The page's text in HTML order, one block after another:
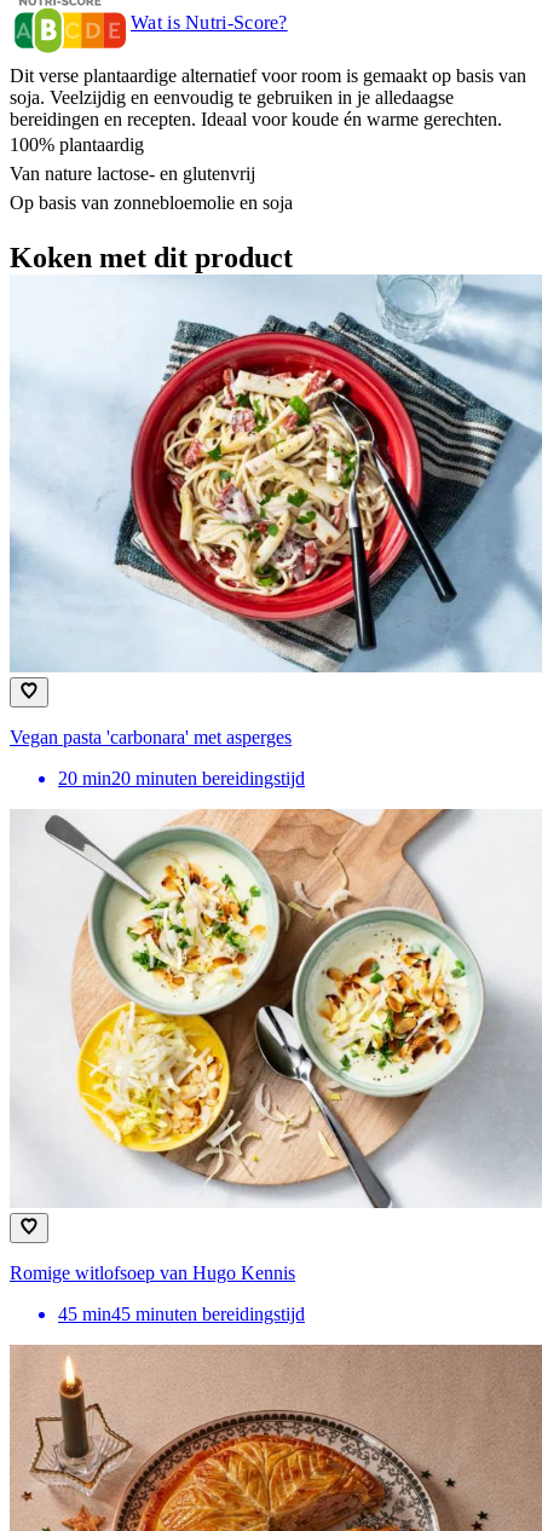
Wat is Nutri-Score?
Dit verse plantaardige alternatief voor room is gemaakt op basis van
soja. Veelzijdig en eenvoudig te gebruiken in je alledaagse
bereidingen en recepten. Ideaal voor koude én warme gerechten.
100% plantaardig
Van nature lactose- en glutenvrij
Op basis van zonnebloemolie en soja
Koken met dit product
Vegan pasta 'carbonara' met asperges
20 min20 minuten bereidingstijd
Romige witlofsoep van Hugo Kennis
45 min45 minuten bereidingstijd